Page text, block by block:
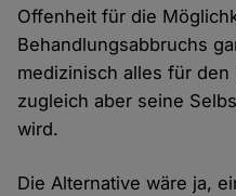
Offenheit für die
Behandlungsabbruchs
medizinisch alles für
zugleich aber seine
wird.
Die Alternative wäre ja,